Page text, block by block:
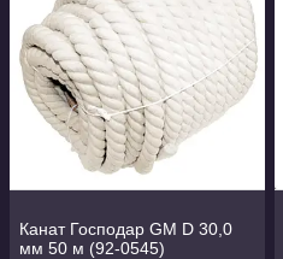
Канат Господар GM D 30,0
мм 50 м (92-0545)